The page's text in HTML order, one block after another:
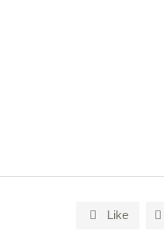
 Like 